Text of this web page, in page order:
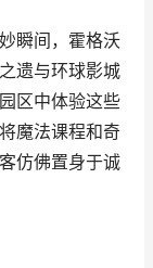
瞬间，霍格沃
遗与环球影城
区中体验这些
魔法课程和奇
仿佛置身于诚